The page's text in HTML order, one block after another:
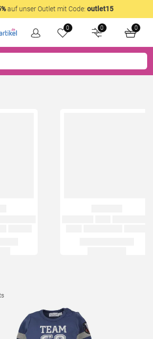
auf unser Outlet mit Code: outlet15
0 0 0